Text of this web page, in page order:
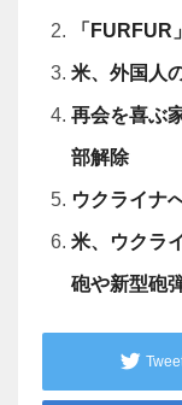
「
米、外国人
再会を喜ぶ
部解除
ウクライナ
米、ウクラ
砲や新型砲